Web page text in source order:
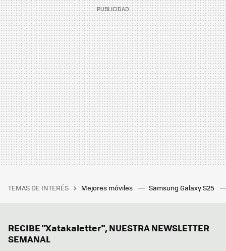
TEMAS DE INTERÉS Mejores móviles Samsung Galaxy S25
RECIBE "Xatakaletter", NUESTRA NEWSLETTER
SEMANAL